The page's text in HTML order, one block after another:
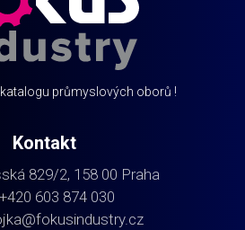
průmyslových oborů !
Kontakt
829/2, 158 00 Praha
+420 603 874 030